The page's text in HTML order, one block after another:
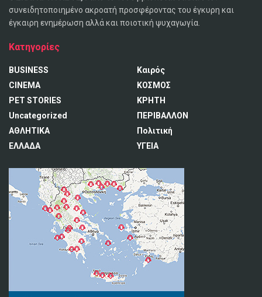
συνειδητοποιημένο ακροατή προσφέροντας του έγκυρη και
έγκαιρη ενημέρωση αλλά και ποιοτική ψυχαγωγία.
Κατηγορίες
BUSINESS
CINEMA
PET STORIES
Uncategorized
ΑΘΛΗΤΙΚΑ
ΕΛΛΑΔΑ
Καιρός
ΚΟΣΜΟΣ
ΚΡΗΤΗ
ΠΕΡΙΒΑΛΛΟΝ
Πολιτική
ΥΓΕΙΑ